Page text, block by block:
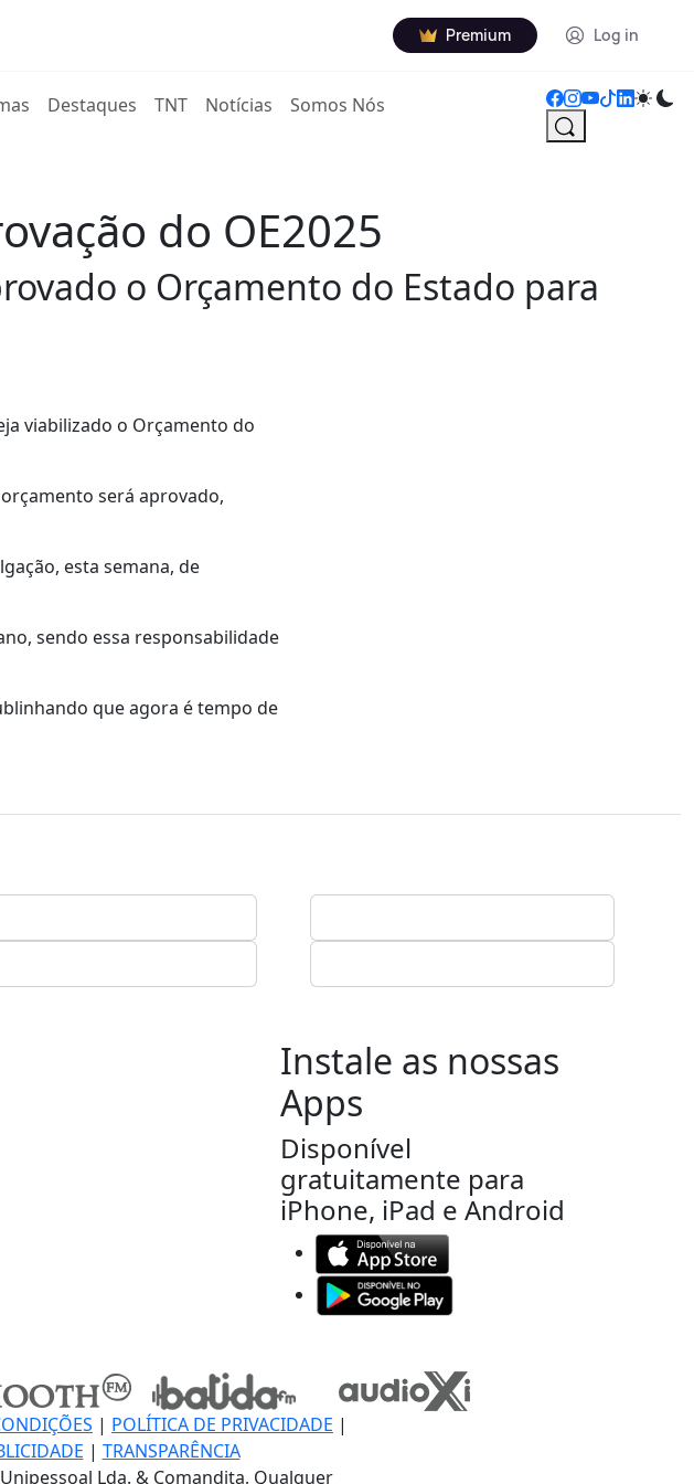
Premium Log in
Destaques TNT Notícias Somos Nós
do OE2025
o Orçamento do Estado para
viabilizado o Orçamento do
será aprovado,
esta semana, de
sendo essa responsabilidade
que agora é tempo de
Instale as nossas
Apps
Disponível
gratuitamente para
iPhone, iPad e Android
| POLÍTICA DE PRIVACIDADE |
| TRANSPARÊNCIA
Lda. & Comandita, Qualquer